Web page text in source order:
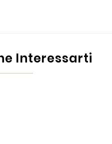
Interessarti